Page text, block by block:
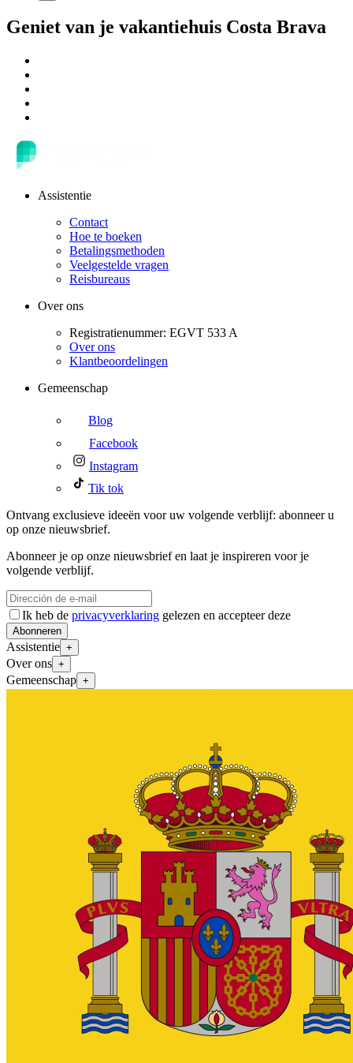
Geniet van je vakantiehuis Costa Brava
Assistentie
Contact
Hoe te boeken
Betalingsmethoden
Veelgestelde vragen
Reisbureaus
Over ons
Registratienummer: EGVT 533 A
Over ons
Klantbeoordelingen
Gemeenschap
Blog
Facebook
Instagram
Tik tok
Ontvang exclusieve ideeën voor uw volgende verblijf: abonneer u
op onze nieuwsbrief.
Abonneer je op onze nieuwsbrief en laat je inspireren voor je
volgende verblijf.
Ik heb de privacyverklaring gelezen en accepteer deze
Abonneren
Assistentie +
Over ons +
Gemeenschap +